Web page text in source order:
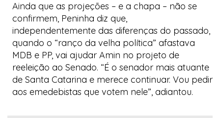
Ainda que as projeções – e a chapa – não se
confirmem, Peninha diz que,
independentemente das diferenças do passado,
quando o “ranço da velha política” afastava
MDB e PP, vai ajudar Amin no projeto de
reeleição ao Senado. “É o senador mais atuante
de Santa Catarina e merece continuar. Vou pedir
aos emedebistas que votem nele”, adiantou.